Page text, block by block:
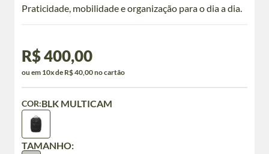
Praticidade, mobilidade e organização para o dia a dia.
R$ 400,00
ou em 10x de R$ 40,00 no cartão
TAMANHO:
COR:BLK MULTICAM